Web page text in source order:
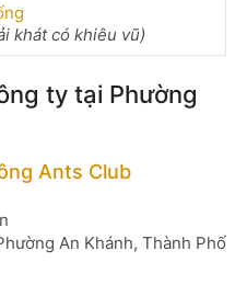
khát có khiêu vũ)
ty tại Phường
Ants Club
An Khánh, Thành Phố